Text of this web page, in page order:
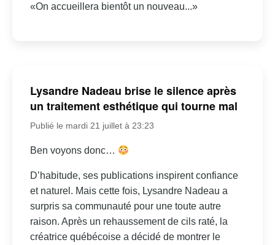
«On accueillera bientôt un nouveau...»
Lysandre Nadeau brise le silence après
un traitement esthétique qui tourne mal
Publié le mardi 21 juillet à 23:23
Ben voyons donc…
D’habitude, ses publications inspirent confiance
et naturel. Mais cette fois, Lysandre Nadeau a
surpris sa communauté pour une toute autre
raison. Après un rehaussement de cils raté, la
créatrice québécoise a décidé de montrer le